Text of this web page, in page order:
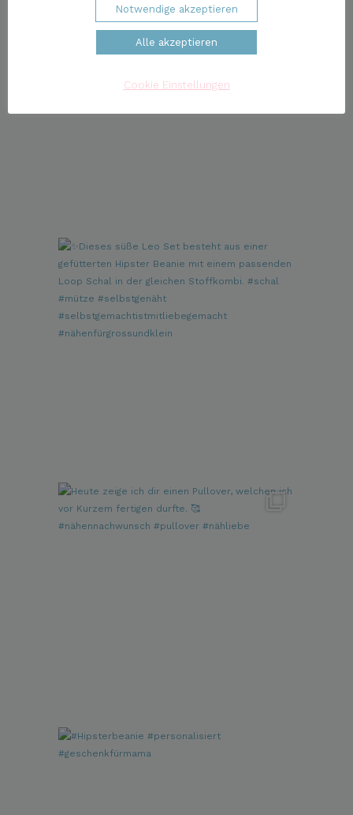
Notwendige akzeptieren
Alle akzeptieren
Cookie Einstellungen